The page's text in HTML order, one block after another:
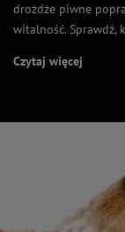
drożdże piwne
witalność. Sprawdź,
Czytaj więcej